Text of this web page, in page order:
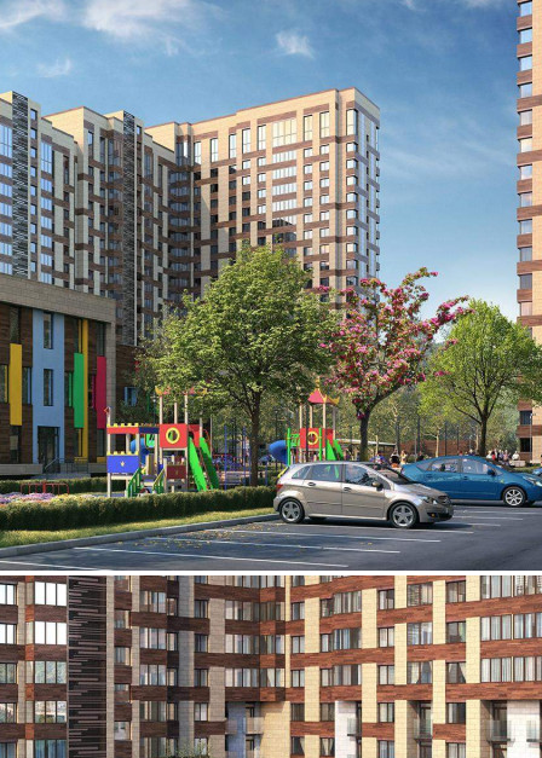
Продажа
92936 - Г. МОСКВА,
СИГНАЛЬНЫЙ ПРОЕЗД,
Д.5